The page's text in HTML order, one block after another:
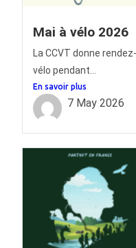
Mai à vélo 2026
La CCVT donne
vélo pendant...
En savoir plus
7 May 2026